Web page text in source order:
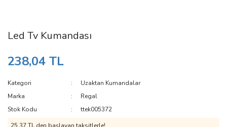
Led Tv Kumandası
238,04 TL
Kategori
Uzaktan Kumandalar
Marka
Regal
Stok Kodu
ttek005372